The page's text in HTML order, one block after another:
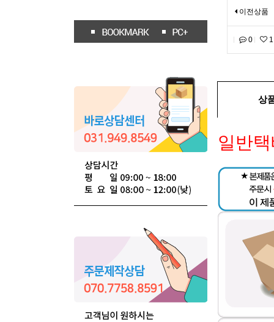
이전상품
0 1
상
일반